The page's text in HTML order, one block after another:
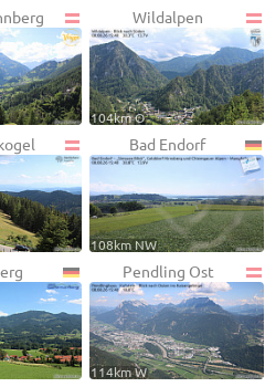
Wildalpen
104km O
Bad Endorf
108km NW
Pendling Ost
114km W